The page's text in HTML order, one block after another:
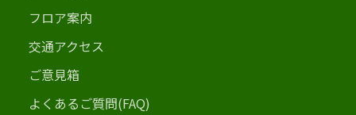
フロア案内
交通アクセス
ご意見箱
よくあるご質問(FAQ)